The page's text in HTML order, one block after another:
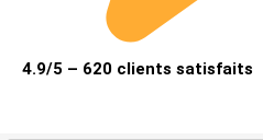
4.9/5 – 620 clients satisfaits